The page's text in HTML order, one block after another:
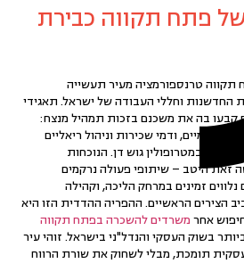
פתח תקווה כבירת
טרנספורמציה מעיר תעשייה
החדשנות וחללי העבודה של ישראל. תאגידי
קבעו בה את משכנם בזכות תמהיל מנצח:
מקומיים, ודמי שכירות וניהול ריאליים
אחרות במטרופולין גוש דן. הנוכחות
באפעל 22 ממחישה זאת היטב – שיתופי פעולה נרקמים
זמינים במרחק הליכה, וקהילה
הצירים הראשיים. ההפריה ההדדית הזו היא
אחר משרדים להשכרה בפתח תקווה
בשוק העסקי והנדל"ני בישראל. זוהי עיר
תומכת, מבלי לשחוק את שורת הרווח